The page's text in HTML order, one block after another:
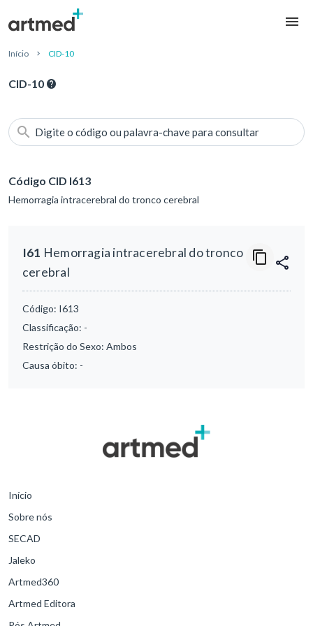
Início CID-10
CID-10
Digite o código ou palavra-chave para consultar
Código CID I613
Hemorragia intracerebral do tronco cerebral
I61 Hemorragia intracerebral do tronco
cerebral
Código: I613
Classificação: -
Restrição do Sexo: Ambos
Causa óbito: -
Início
Sobre nós
SECAD
Jaleko
Artmed360
Artmed Editora